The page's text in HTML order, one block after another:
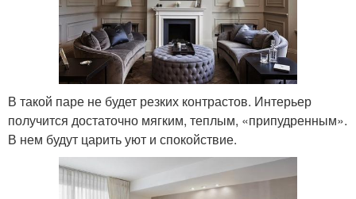
В такой паре не будет резких контрастов. Интерьер
получится достаточно мягким, теплым, «припудренным».
В нем будут царить уют и спокойствие.